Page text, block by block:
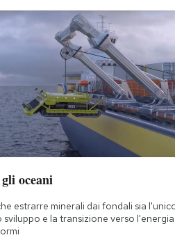
oceani
estrarre minerali dai fondali sia
sviluppo e la transizione verso